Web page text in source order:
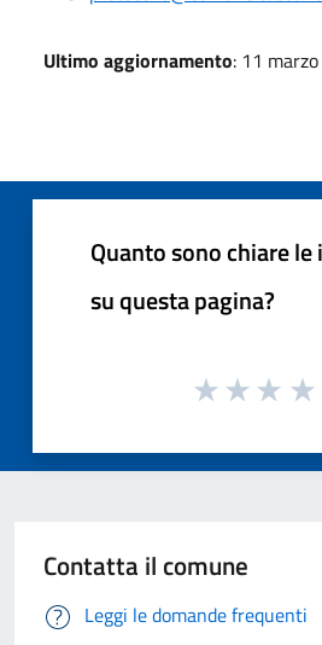
Ultimo aggiornamento: 11
Quanto sono chiare
su questa pagina?
Contatta il comune
Leggi le domande frequenti